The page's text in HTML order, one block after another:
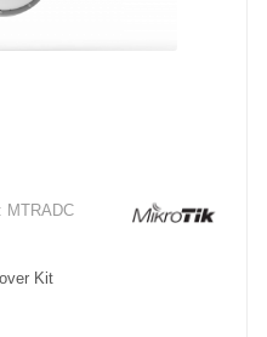
MTRADC
Kit